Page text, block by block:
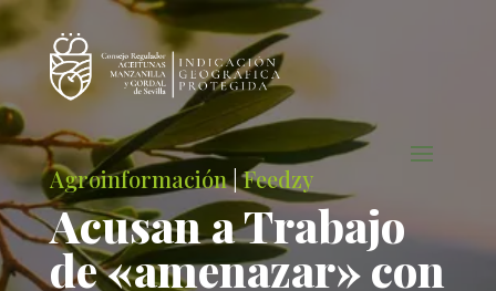
Agroinformación|Feedzy
Acusan a Trabajo
de «amenazar» con